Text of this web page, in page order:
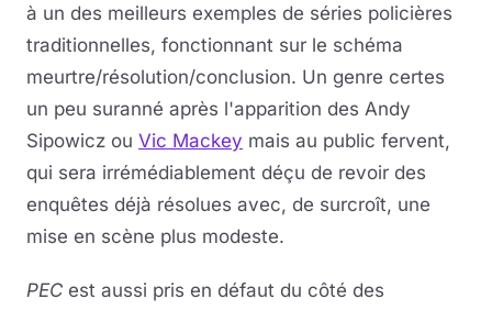
à un des meilleurs exemples de séries policières
traditionnelles, fonctionnant sur le schéma
meurtre/résolution/conclusion. Un genre certes
un peu suranné après l'apparition des Andy
Sipowicz ou Vic Mackey mais au public fervent,
qui sera irrémédiablement déçu de revoir des
enquêtes déjà résolues avec, de surcroît, une
mise en scène plus modeste.
PEC est aussi pris en défaut du côté des